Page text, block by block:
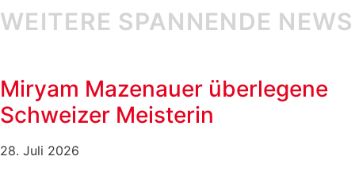
WEITERE SPANNENDE NEWS
Miryam Mazenauer überlegene
Schweizer Meisterin
28. Juli 2026